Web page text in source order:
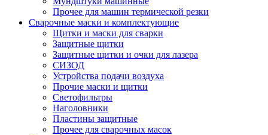
Прочее для машин термической резки
Сварочные маски и комплектующие
Щитки и маски для сварки
Защитные щитки
Защитные щитки и очки для лазера
СИЗОД
Устройства подачи воздуха
Прочие маски и щитки
Светофильтры
Наголовники
Пластины защитные
Прочее для сварочных масок